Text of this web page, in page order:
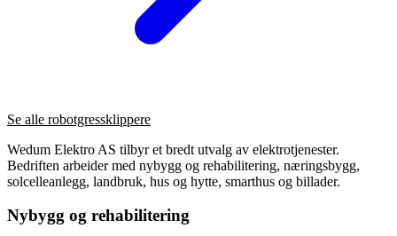
Se alle robotgressklippere
Wedum Elektro AS tilbyr et bredt utvalg av elektrotjenester.
Bedriften arbeider med nybygg og rehabilitering, næringsbygg,
solcelleanlegg, landbruk, hus og hytte, smarthus og billader.
Nybygg og rehabilitering